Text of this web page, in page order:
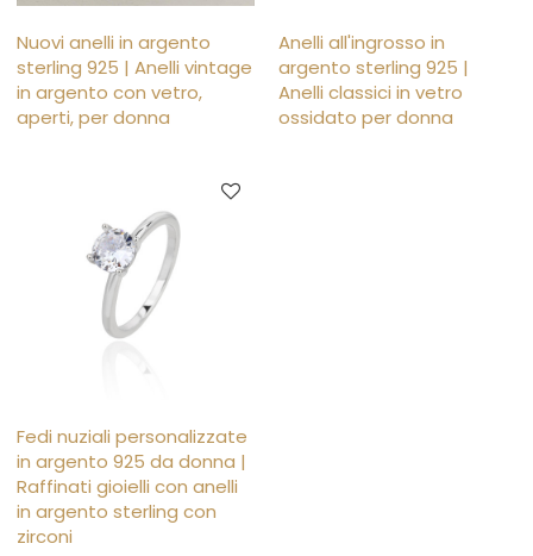
Nuovi anelli in argento
sterling 925 | Anelli vintage
in argento con vetro,
aperti, per donna
Anelli all'ingrosso in
argento sterling 925 |
Anelli classici in vetro
ossidato per donna
Fedi nuziali personalizzate
in argento 925 da donna |
Raffinati gioielli con anelli
in argento sterling con
zirconi